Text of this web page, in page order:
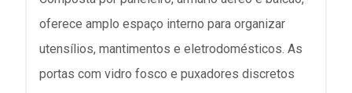
oferece amplo espaço interno para organizar
utensílios, mantimentos e eletrodomésticos. As
portas com vidro fosco e puxadores discretos